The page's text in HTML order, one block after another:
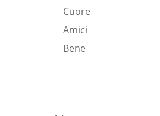
Cuore
Amici
Bene